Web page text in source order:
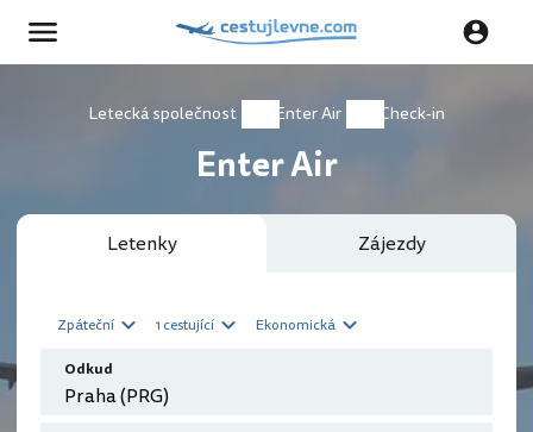
Letecká společnost Enter Air Check-in
Enter Air
Letenky Zájezdy
Zpáteční 1 cestující Ekonomická
Odkud